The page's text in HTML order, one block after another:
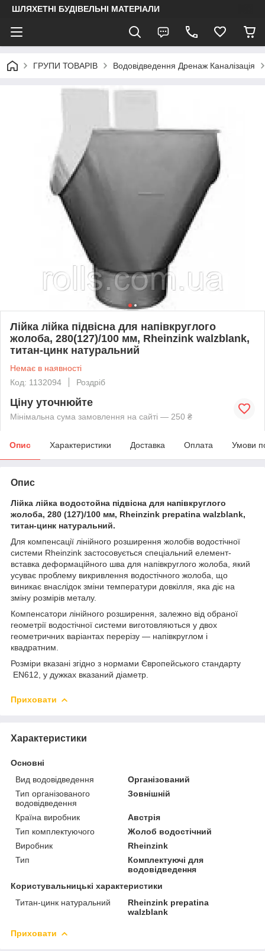
ШЛЯХЕТНІ БУДІВЕЛЬНІ МАТЕРІАЛИ
ГРУПИ ТОВАРІВ Водовідведення Дренаж Каналізація
Лійка лійка підвісна для напівкруглого
жолоба, 280(127)/100 мм, Rheinzink walzblank,
титан-цинк натуральний
Немає в наявності
Код: 1132094
Роздріб
Ціну уточнюйте
Мінімальна сума замовлення на сайті — 250 ₴
Опис Характеристики Доставка Оплата Умови
Опис
Лійка лійка водостойна підвісна для напівкруглого
жолоба, 280 (127)/100 мм, Rheinzink prepatina walzblank,
титан-цинк натуральний.
Для компенсації лінійного розширення жолобів водостічної
системи Rheinzink застосовується спеціальний елемент-
вставка деформаційного шва для напівкруглого жолоба, який
усуває проблему викривлення водостічного жолоба, що
виникає внаслідок зміни температури довкілля, яка діє на
зміну розмірів металу.
Компенсатори лінійного розширення, залежно від обраної
геометрії водостічної системи виготовляються у двох
геометричних варіантах перерізу — напівкруглом і
квадратним.
Розміри вказані згідно з нормами Європейського стандарту
EN612, у дужках вказаний діаметр.
Приховати
Характеристики
Основні
Вид водовідведення
Організований
Тип організованого
водовідведення
Зовнішній
Країна виробник
Австрія
Тип комплектуючого
Жолоб водостічний
Виробник
Rheinzink
Тип
Комплектуючі для
водовідведення
Користувальницькі характеристики
Титан-цинк натуральний
Rheinzink prepatina
walzblank
Приховати